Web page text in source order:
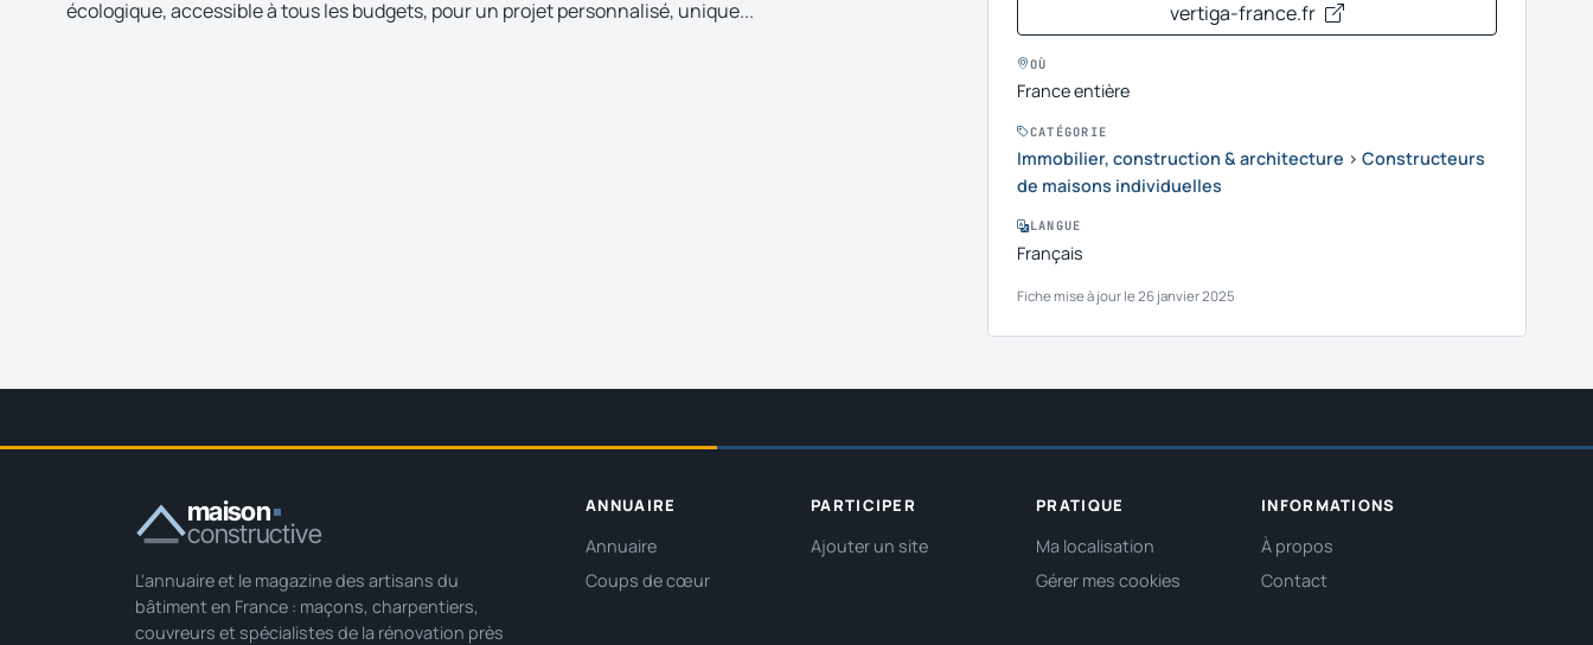
écologique, accessible à tous les budgets, pour un projet personnalisé, unique...
vertiga-france.fr
OÙ
France entière
CATÉGORIE
Immobilier, construction & architecture › Constructeurs
de maisons individuelles
LANGUE
Français
Fiche mise à jour le 26 janvier 2025
maison
constructive
L'annuaire et le magazine des artisans du
bâtiment en France : maçons, charpentiers,
couvreurs et spécialistes de la rénovation près
ANNUAIRE
Annuaire
Coups de cœur
PARTICIPER
Ajouter un site
PRATIQUE
Ma localisation
Gérer mes cookies
INFORMATIONS
À propos
Contact